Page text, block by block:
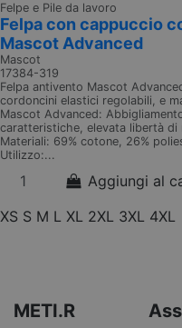
Felpe e Pile da lavoro
Felpa con cappuccio
Mascot Advanced
Mascot
17384-319
Felpa antivento Mascot
cordoncini elastici regolabili, e
Mascot Advanced:
caratteristiche, elevata libertà di
Materiali: 69% cotone, 26%
Utilizzo:...
Aggiungi al
XS S M L XL 2XL 3XL 4XL
METI.R